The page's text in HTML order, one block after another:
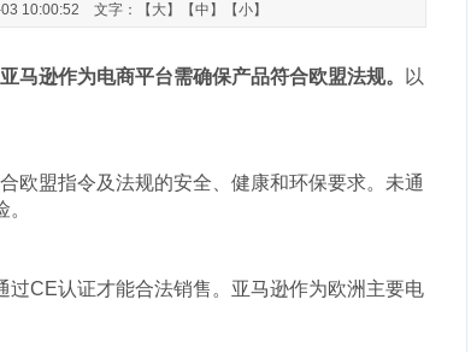
10:00:52 文字：【 大】【中 】【小】
马逊作为电商平台需确保产品符合欧盟法规。
以
欧盟指令及法规的安全、健康和环保要求。未通
。
CE认证才能合法销售。亚马逊作为欧洲主要电